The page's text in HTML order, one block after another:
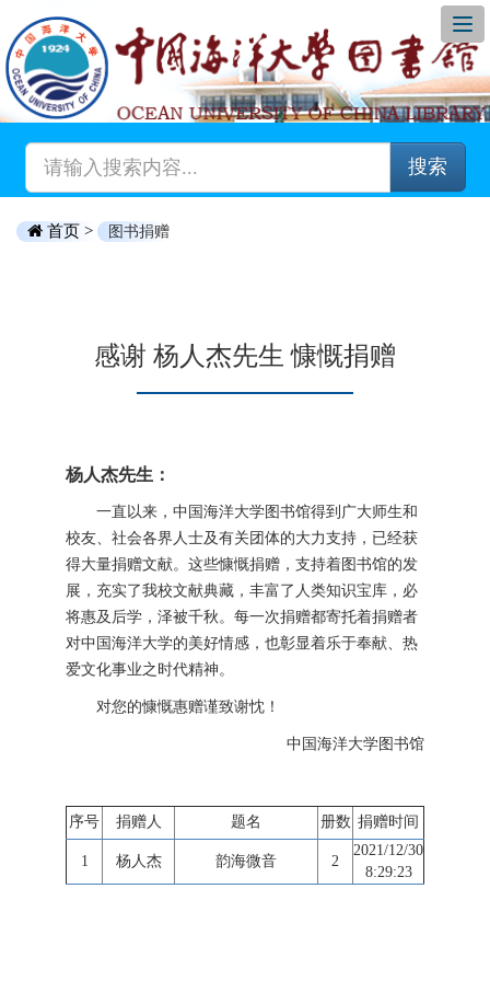
搜索
首页 > 图书捐赠
感谢 杨人杰先生 慷慨捐赠
杨人杰先生：
一直以来，中国海洋大学图书馆得到广大师生和
校友、社会各界人士及有关团体的大力支持，已经获
得大量捐赠文献。这些慷慨捐赠，支持着图书馆的发
展，充实了我校文献典藏，丰富了人类知识宝库，必
将惠及后学，泽被千秋。每一次捐赠都寄托着捐赠者
对中国海洋大学的美好情感，也彰显着乐于奉献、热
爱文化事业之时代精神。
对您的慷慨惠赠谨致谢忱！
中国海洋大学图书馆
序号 捐赠人 题名 册数 捐赠时间
1 杨人杰 韵海微音 2
2021/12/30
8:29:23